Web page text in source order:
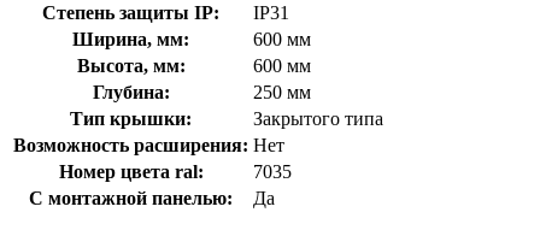
Степень защиты IP:
IP31
Ширина, мм:
600 мм
Высота, мм:
600 мм
Глубина:
250 мм
Тип крышки:
Закрытого типа
Возможность расширения: Нет
Номер цвета ral:
7035
С монтажной панелью:
Да